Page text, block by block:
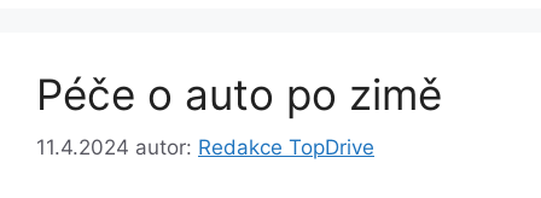
Péče o auto po zimě
11.4.2024 autor: Redakce TopDrive